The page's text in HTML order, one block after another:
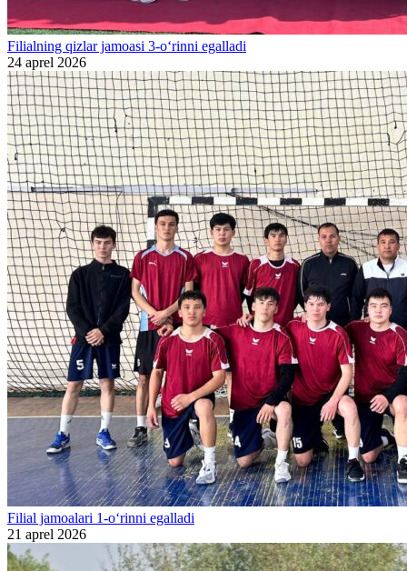
Filialning qizlar jamoasi 3-o‘rinni egalladi
24 aprel 2026
Filial jamoalari 1-o‘rinni egalladi
21 aprel 2026